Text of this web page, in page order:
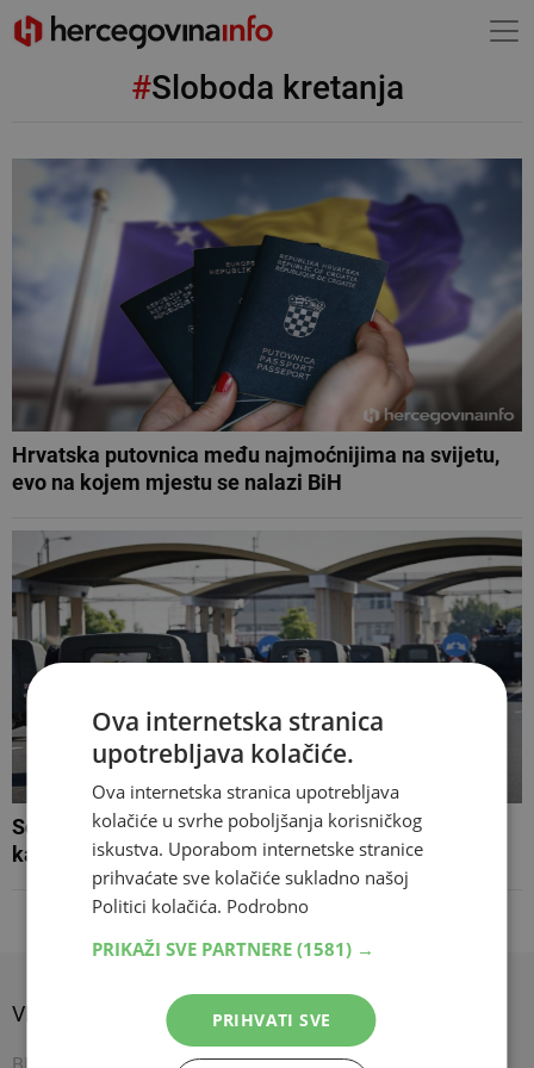
#Sloboda kretanja
Hrvatska putovnica među najmoćnijima na svijetu,
evo na kojem mjestu se nalazi BiH
Schengen slavi 40. rođendan, ali neizvjesno je u
kakvoj će formi dočekati naredne
VIJESTI SPORT SHOW
Ova internetska stranica
upotrebljava kolačiće.
Ova internetska stranica upotrebljava
kolačiće u svrhe poboljšanja korisničkog
iskustva. Uporabom internetske stranice
prihvaćate sve kolačiće sukladno našoj
Politici kolačića. Podrobno
PRIKAŽI SVE PARTNERE (1581) →
PRIHVATI SVE